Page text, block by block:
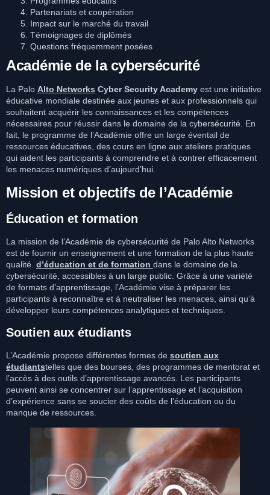
Partenariats et coopération
Impact sur le marché du travail
Témoignages de diplômés
Questions fréquemment posées
Académie de la cybersécurité
La Palo Alto Networks Cyber Security Academy est une initiative
éducative mondiale destinée aux jeunes et aux professionnels qui
souhaitent acquérir les connaissances et les compétences
nécessaires pour réussir dans le domaine de la cybersécurité. En
fait, le programme de l’Académie offre un large éventail de
ressources éducatives, des cours en ligne aux ateliers pratiques
qui aident les participants à comprendre et à contrer efficacement
les menaces numériques d’aujourd’hui.
Mission et objectifs de l’Académie
Éducation et formation
La mission de l’Académie de cybersécurité de Palo Alto Networks
est de fournir un enseignement et une formation de la plus haute
qualité. d’éducation et de formation dans le domaine de la
cybersécurité, accessibles à un large public. Grâce à une variété
de formats d’apprentissage, l’Académie vise à préparer les
participants à reconnaître et à neutraliser les menaces, ainsi qu’à
développer leurs compétences analytiques et techniques.
Soutien aux étudiants
L’Académie propose différentes formes de soutien aux
étudiantstelles que des bourses, des programmes de mentorat et
l’accès à des outils d’apprentissage avancés. Les participants
peuvent ainsi se concentrer sur l’apprentissage et l’acquisition
d’expérience sans se soucier des coûts de l’éducation ou du
manque de ressources.